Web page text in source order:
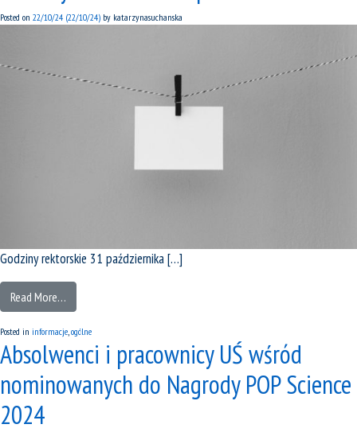
Posted on 22/10/24 (22/10/24) by katarzynasuchanska
Godziny rektorskie 31 października […]
Read More…
Posted in informacje ogólne
Absolwenci i pracownicy UŚ wśród
nominowanych do Nagrody POP Science
2024